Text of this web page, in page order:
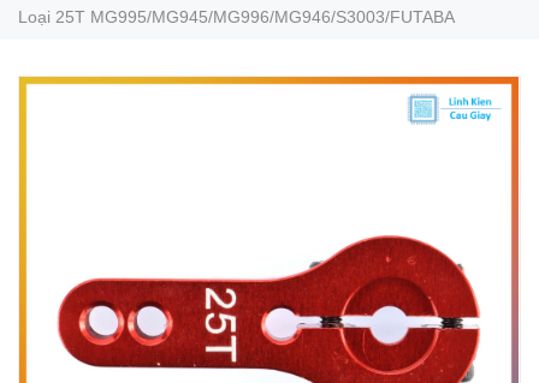
Loại 25T MG995/MG945/MG996/MG946/S3003/FUTABA